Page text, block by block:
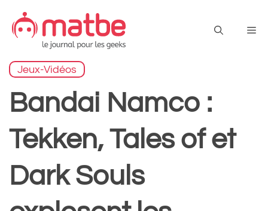
contenu
Jeux-Vidéos
Bandai Namco :
Tekken, Tales of et
Dark Souls